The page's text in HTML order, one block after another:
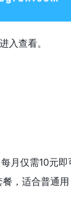
入查看。
月仅需10元即
，适合普通用